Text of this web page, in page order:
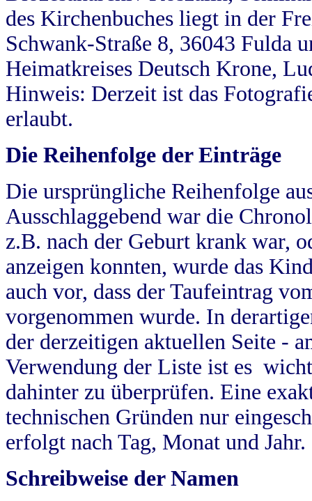
des Kirchenbuches liegt in der
Schwank-Straße 8, 36043 Fulda
Heimatkreises Deutsch Krone,
Hinweis: Derzeit ist das
erlaubt.
Die Reihenfolge der Einträge
Die ursprüngliche Reihenfolge
Ausschlaggebend war die
z.B. nach der Geburt krank war,
anzeigen konnten, wurde das
auch vor, dass der Taufeintrag
vorgenommen wurde. In
der derzeitigen aktuellen Seite -
Verwendung der Liste ist es
dahinter zu überprüfen. Eine
technischen Gründen nur
erfolgt nach Tag, Monat und Jahr.
Schreibweise der Namen